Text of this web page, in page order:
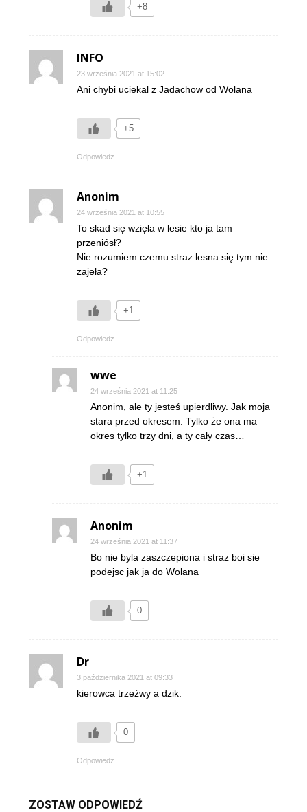
+8
INFO
23 września 2021 at 15:02
Ani chybi uciekal z Jadachow od Wolana
+5
Odpowiedz
Anonim
24 września 2021 at 10:55
To skad się wzięła w lesie kto ja tam
przeniósł?
Nie rozumiem czemu straz lesna się tym nie
zajeła?
+1
Odpowiedz
wwe
24 września 2021 at 11:25
Anonim, ale ty jesteś upierdliwy. Jak moja
stara przed okresem. Tylko że ona ma
okres tylko trzy dni, a ty cały czas…
+1
Anonim
24 września 2021 at 11:37
Bo nie byla zaszczepiona i straz boi sie
podejsc jak ja do Wolana
0
Dr
3 października 2021 at 09:33
kierowca trzeźwy a dzik.
0
Odpowiedz
ZOSTAW ODPOWIEDŹ